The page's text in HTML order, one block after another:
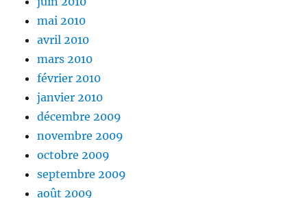
mai 2010
avril 2010
mars 2010
février 2010
janvier 2010
décembre 2009
novembre 2009
octobre 2009
septembre 2009
août 2009